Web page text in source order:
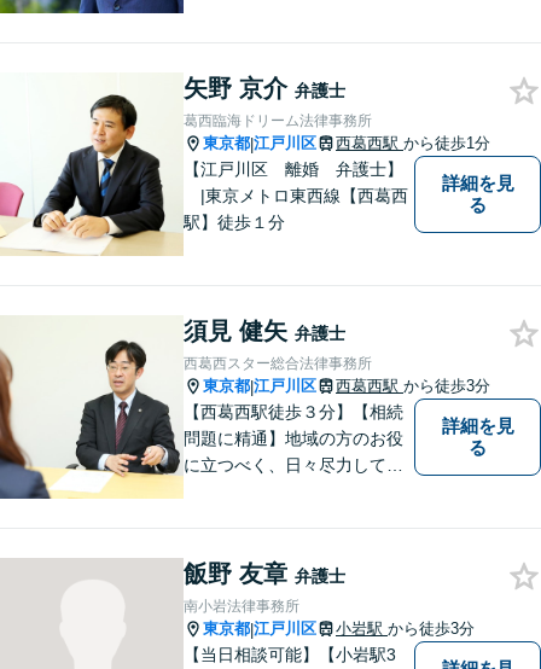
協会準会員 トリプルライセ
ンス】
矢野 京介 弁護士
葛西臨海ドリーム法律事務所
東京都|江戸川区 西葛西駅 から徒歩1分
【江戸川区 離婚 弁護士】
|東京メトロ東西線【西葛西
駅】徒歩１分
詳細を見
る
須見 健矢 弁護士
西葛西スター総合法律事務所
東京都|江戸川区 西葛西駅 から徒歩3分
【西葛西駅徒歩３分】【相続
問題に精通】地域の方のお役
に立つべく、日々尽力してお
でお困りの方は、お一人で抱
え込むことなく、お気軽にご
相談ください。
詳細を見
る
飯野 友章 弁護士
南小岩法律事務所
東京都|江戸川区 小岩駅 から徒歩3分
【当日相談可能】【小岩駅3